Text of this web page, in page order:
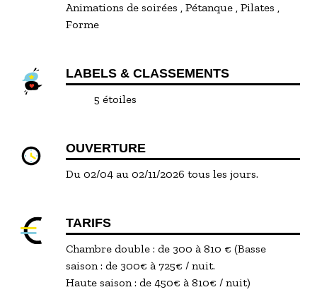
Animations de soirées Pétanque Pilates
Forme
LABELS & CLASSEMENTS
5 étoiles
OUVERTURE
Du 02/04 au 02/11/2026 tous les jours.
TARIFS
Chambre double : de 300 à 810 € (Basse
saison : de 300€ à 725€ / nuit.
Haute saison : de 450€ à 810€ / nuit)